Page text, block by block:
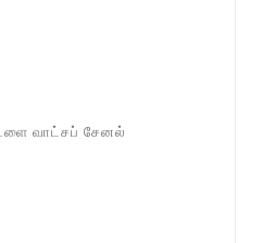
வாட்சப் சேனல்